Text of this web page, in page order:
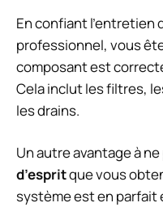
En confiant l’entretien
professionnel, vous
composant est
Cela inclut les filtres,
les drains.
Un autre avantage à
d’espritque vous
système est en